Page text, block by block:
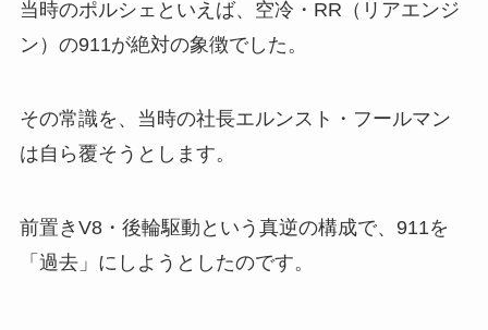
当時のポルシェといえば、空冷・RR（リアエンジ
ン）の911が絶対の象徴でした。
その常識を、当時の社長エルンスト・フールマン
は自ら覆そうとします。
前置きV8・後輪駆動という真逆の構成で、911を
「過去」にしようとしたのです。